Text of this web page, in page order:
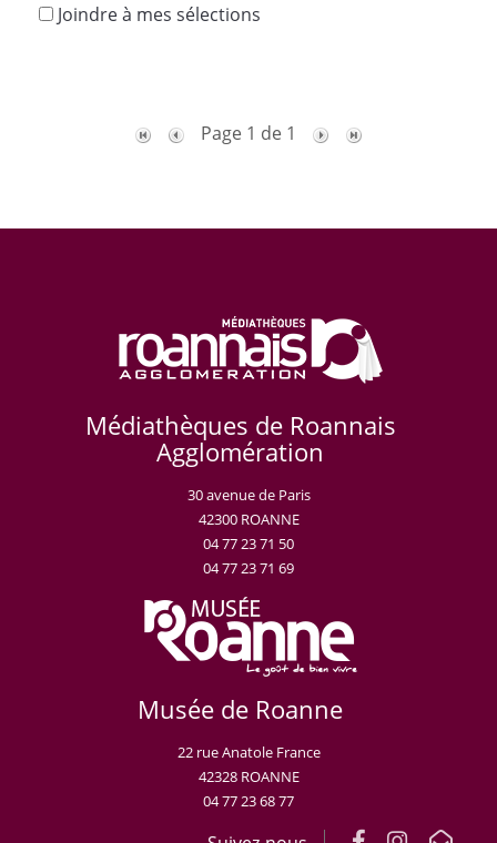
Joindre à mes sélections
Page 1 de 1
Médiathèques de Roannais
Agglomération
30 avenue de Paris
42300 ROANNE
04 77 23 71 50
04 77 23 71 69
Musée de Roanne
22 rue Anatole France
42328 ROANNE
04 77 23 68 77